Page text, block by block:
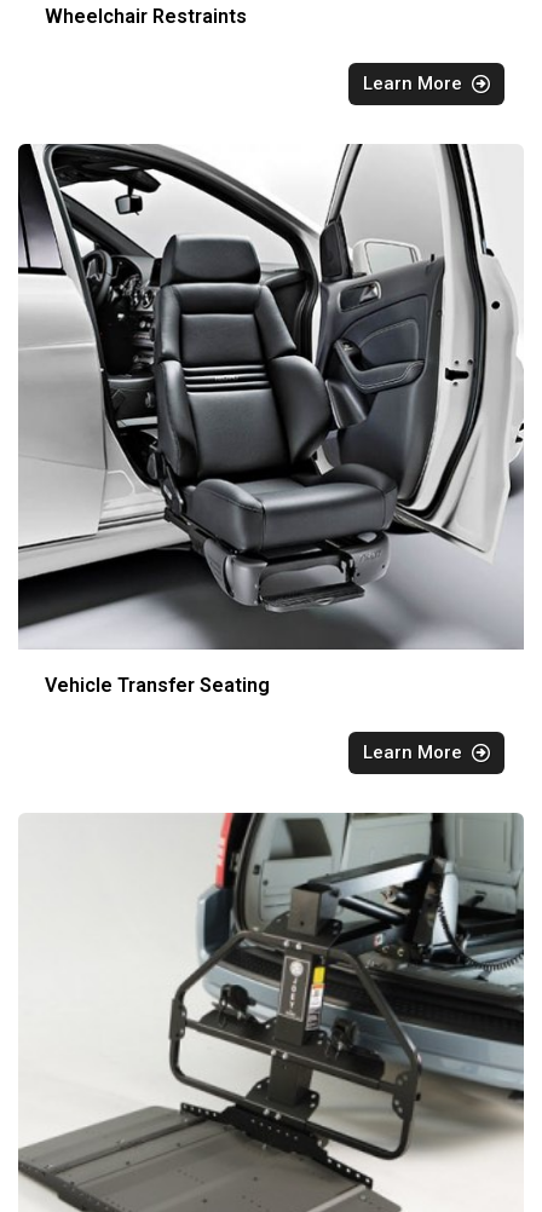
Wheelchair Restraints
Learn More
Vehicle Transfer Seating
Learn More